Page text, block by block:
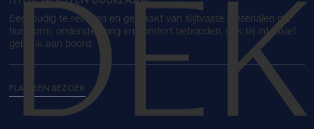
Eenvoudig te reinigen en gemaakt van slijtvaste materialen die
hun vorm, ondersteuning en comfort behouden, ook bij intensief
gebruik aan boord.
PLAN EEN BEZOEK